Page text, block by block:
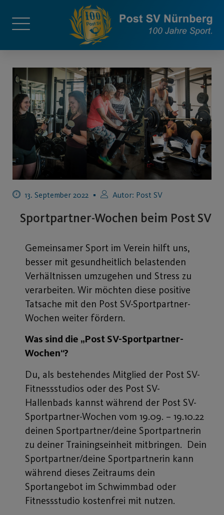
13. September 2022 Autor: Post SV
Sportpartner-Wochen beim Post SV
Gemeinsamer Sport im Verein hilft uns,
besser mit gesundheitlich belastenden
Verhältnissen umzugehen und Stress zu
verarbeiten. Wir möchten diese positive
Tatsache mit den Post SV-Sportpartner-
Wochen weiter fördern.
Was sind die „Post SV-Sportpartner-
Wochen“?
Du, als bestehendes Mitglied der Post SV-
Fitnessstudios oder des Post SV-
Hallenbads kannst während der Post SV-
Sportpartner-Wochen vom 19.09. – 19.10.22
deinen Sportpartner/deine Sportpartnerin
zu deiner Trainingseinheit mitbringen. Dein
Sportpartner/deine Sportpartnerin kann
während dieses Zeitraums dein
Sportangebot im Schwimmbad oder
Fitnessstudio kostenfrei mit nutzen.